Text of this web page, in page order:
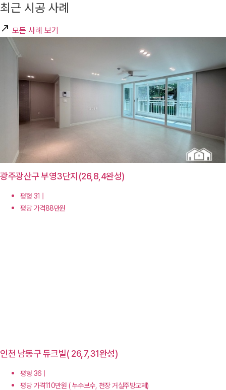
최근 시공 사례
모든 사례 보기
광주광산구 부영3단지(26,8,4완성)
평형 31 |
평당 가격88만원
인천 남동구 듀크빌( 26,7,31완성)
평형 36 |
평당 가격110만원 ( 누수보수, 천장 거실주방교체)